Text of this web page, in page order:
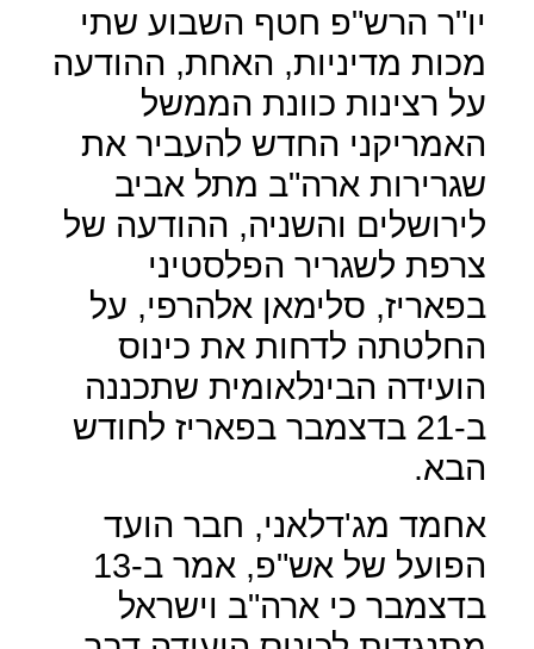
יו"ר הרש"פ חטף השבוע שתי
מכות מדיניות, האחת, ההודעה
על רצינות כוונת הממשל
האמריקני החדש להעביר את
שגרירות ארה"ב מתל אביב
לירושלים והשניה, ההודעה של
צרפת לשגריר הפלסטיני
בפאריז, סלימאן אלהרפי, על
החלטתה לדחות את כינוס
הועידה הבינלאומית שתכננה
ב-21 בדצמבר בפאריז לחודש
הבא.
אחמד מג'דלאני, חבר הועד
הפועל של אש"פ, אמר ב-13
בדצמבר כי ארה"ב וישראל